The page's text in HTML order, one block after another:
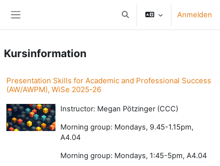
Sucheingabe umschalten
Anmelden
Kursinformation
Presentation Skills for Academic and Professional Success
(AW/AWPM), WiSe 2025-26
Instructor: Megan Pötzinger (CCC)
Morning group: Mondays, 9.45-1.15pm,
A4.04
Morning group: Mondays, 1:45-5pm, A4.04